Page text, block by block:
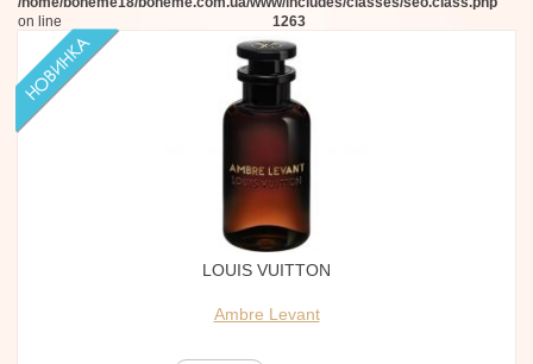
on line
1263
LOUIS VUITTON
Ambre Levant